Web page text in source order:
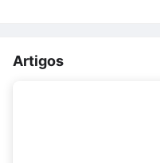
Artigos